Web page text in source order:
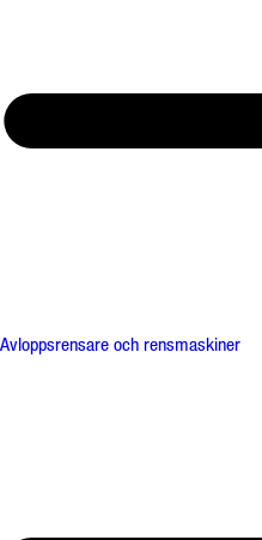
Avloppsrensare och rensmaskiner